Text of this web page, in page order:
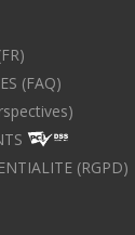
(FAQ)
(RGPD)